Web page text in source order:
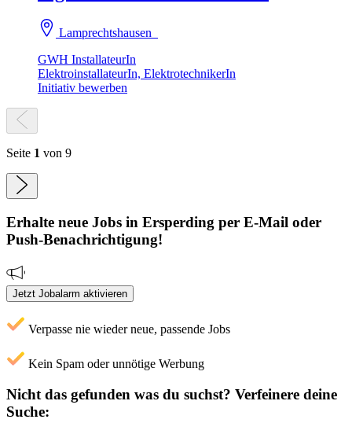
Lamprechtshausen
GWH InstallateurIn
ElektroinstallateurIn, ElektrotechnikerIn
Initiativ bewerben
Seite 1 von 9
Erhalte neue Jobs in Ersperding per E-Mail oder
Push-Benachrichtigung!
Jetzt Jobalarm aktivieren
Verpasse nie wieder neue, passende Jobs
Kein Spam oder unnötige Werbung
Nicht das gefunden was du suchst? Verfeinere deine
Suche: